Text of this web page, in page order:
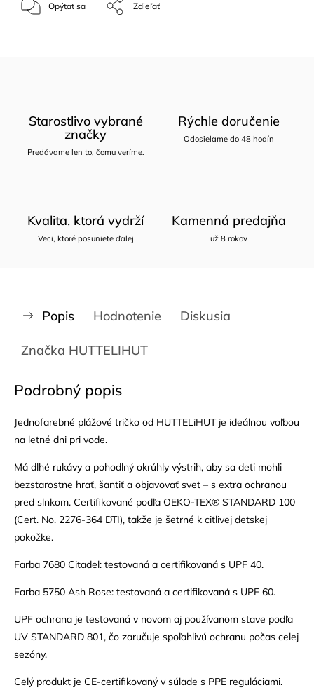
Opýtať sa Zdieľať
Starostlivo vybrané
značky
Predávame len to, čomu veríme.
Rýchle doručenie
Odosielame do 48 hodín
Kvalita, ktorá vydrží
Veci, ktoré posuniete ďalej
Kamenná predajňa
už 8 rokov
Popis Hodnotenie Diskusia
Značka HUTTELIHUT
Podrobný popis
Jednofarebné plážové tričko od HUTTELiHUT je ideálnou voľbou
na letné dni pri vode.
Má dlhé rukávy a pohodlný okrúhly výstrih, aby sa deti mohli
bezstarostne hrať, šantiť a objavovať svet – s extra ochranou
pred slnkom. Certifikované podľa OEKO-TEX® STANDARD 100
(Cert. No. 2276-364 DTI), takže je šetrné k citlivej detskej
pokožke.
Farba 7680 Citadel: testovaná a certifikovaná s UPF 40.
Farba 5750 Ash Rose: testovaná a certifikovaná s UPF 60.
UPF ochrana je testovaná v novom aj používanom stave podľa
UV STANDARD 801, čo zaručuje spoľahlivú ochranu počas celej
sezóny.
Celý produkt je CE-certifikovaný v súlade s PPE reguláciami.